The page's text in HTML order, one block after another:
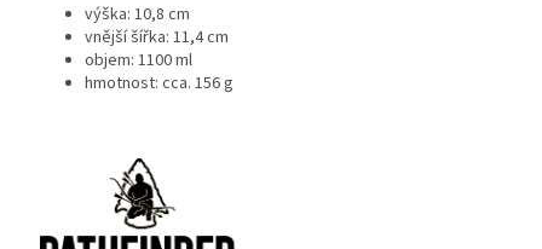
výška: 10,8 cm
vnější šířka: 11,4 cm
objem: 1100 ml
hmotnost: cca. 156 g